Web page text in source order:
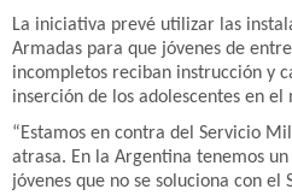
La iniciativa prevé utilizar las
Armadas para que jóvenes de
incompletos reciban instrucción y
inserción de los adolescentes en
“Estamos en contra del Servicio
atrasa. En la Argentina tenemos
jóvenes que no se soluciona con